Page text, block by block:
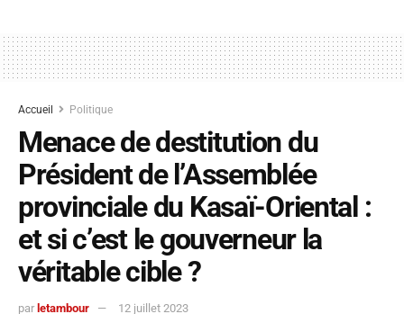
Accueil Politique
Menace de destitution du
Président de l’Assemblée
provinciale du Kasaï-Oriental :
et si c’est le gouverneur la
véritable cible ?
par letambour 12 juillet 2023